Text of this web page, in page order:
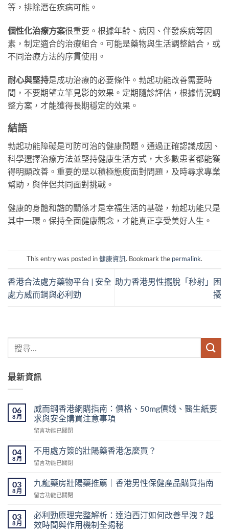
等，排除潛在疾病可能。
個性化治療方案很重要。根據年齡、病因、伴發疾病等因
素，制定適合的治療組合。可能是藥物與生活調整結合，或
不同治療方法的序貫使用。
耐心與堅持是成功治療的必要條件。勃起功能改善需要時
間，不要期望立竿見影的效果。定期隨診評估，根據情況調
整方案，才能獲得長期穩定的效果。
結語
勃起功能障礙是可防可治的健康問題。通過正確認識成因、
科學選擇治療方法並堅持健康生活方式，大多數患者都能獲
得明顯改善。重要的是以積極態度面對問題，及時尋求專業
幫助，與伴侶共同面對挑戰。
健康的身體和諧的關係才是幸福生活的基礎，勃起功能只是
其中一環。保持全面健康觀念，才能真正享受美好人生。
This entry was posted in健康資訊. Bookmark the permalink.
香港合法處方藥物平台 | 安全
處方威而鋼與必利勁
助力香港男性擺脫「秒射」困
擾
最新資訊
06
8 月
威而鋼香港網購指南：價格、50mg價錢、醫生紙要
求與安全購買注意事項
在
而
鋼
香
網
購
指
價
格、
留言功能已關閉
04
8 月
不用處方簽的壯陽藥香港怎麼買？
在
用
處
方
的
壯
留言功能已關閉
03
8 月
九龍藥房壯陽藥推薦｜香港男性保健產品購買指南
在
龍
藥
房
留言功能已關閉
03
8 月
必利勁原理完整解析：達泊西汀如何改善早洩？起
效時間與作用機制全揭秘